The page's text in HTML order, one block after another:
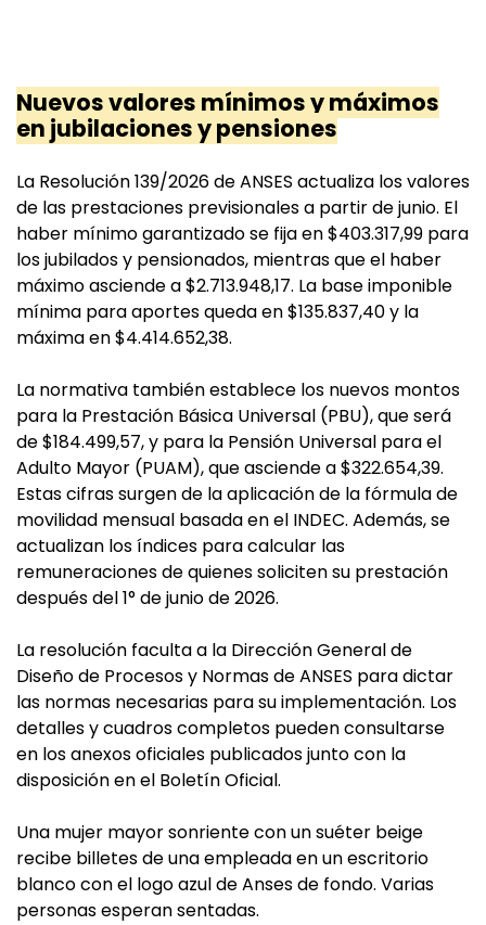
Nuevos valores mínimos y máximos
en jubilaciones y pensiones
La Resolución 139/2026 de ANSES actualiza los valores
de las prestaciones previsionales a partir de junio. El
haber mínimo garantizado se fija en $403.317,99 para
los jubilados y pensionados, mientras que el haber
máximo asciende a $2.713.948,17. La base imponible
mínima para aportes queda en $135.837,40 y la
máxima en $4.414.652,38.
La normativa también establece los nuevos montos
para la Prestación Básica Universal (PBU), que será
de $184.499,57, y para la Pensión Universal para el
Adulto Mayor (PUAM), que asciende a $322.654,39.
Estas cifras surgen de la aplicación de la fórmula de
movilidad mensual basada en el INDEC. Además, se
actualizan los índices para calcular las
remuneraciones de quienes soliciten su prestación
después del 1° de junio de 2026.
La resolución faculta a la Dirección General de
Diseño de Procesos y Normas de ANSES para dictar
las normas necesarias para su implementación. Los
detalles y cuadros completos pueden consultarse
en los anexos oficiales publicados junto con la
disposición en el Boletín Oficial.
Una mujer mayor sonriente con un suéter beige
recibe billetes de una empleada en un escritorio
blanco con el logo azul de Anses de fondo. Varias
personas esperan sentadas.